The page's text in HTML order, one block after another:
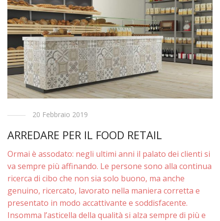
20 Febbraio 2019
ARREDARE PER IL FOOD RETAIL
Ormai è assodato: negli ultimi anni il palato dei clienti si
va sempre più affinando. Le persone sono alla continua
ricerca di cibo che non sia solo buono, ma anche
genuino, ricercato, lavorato nella maniera corretta e
presentato in modo accattivante e soddisfacente.
Insomma l’asticella della qualità si alza sempre di più e